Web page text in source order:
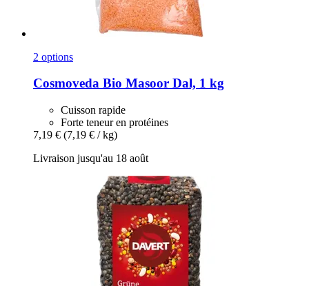
2 options
Cosmoveda Bio Masoor Dal, 1 kg
Cuisson rapide
Forte teneur en protéines
7,19 € (7,19 € / kg)
Livraison jusqu'au 18 août